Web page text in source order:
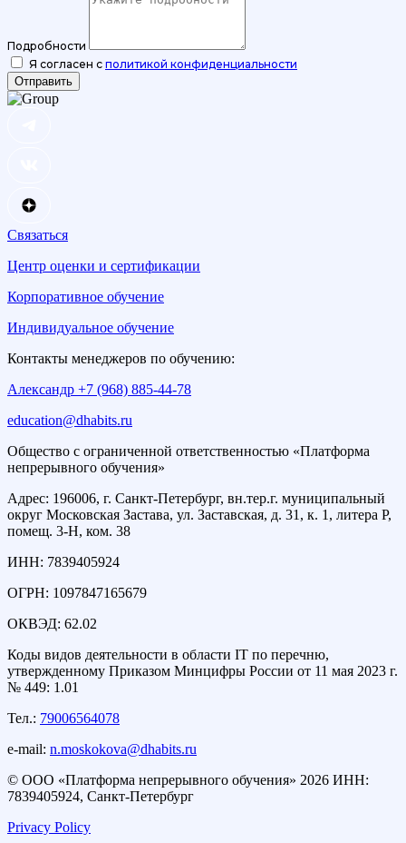
Подробности
Я согласен с политикой конфиденциальности
Отправить
Связаться
Центр оценки и сертификации
Корпоративное обучение
Индивидуальное обучение
Контакты менеджеров по обучению:
Александр +7 (968) 885-44-78
education@dhabits.ru
Общество с ограниченной ответственностью «Платформа
непрерывного обучения»
Адрес: 196006, г. Санкт-Петербург, вн.тер.г. муниципальный
округ Московская Застава, ул. Заставская, д. 31, к. 1, литера Р,
помещ. 3-Н, ком. 38
ИНН: 7839405924
ОГРН: 1097847165679
ОКВЭД: 62.02
Коды видов деятельности в области IT по перечню,
утвержденному Приказом Минцифры России от 11 мая 2023 г.
№ 449: 1.01
Тел.: 79006564078
e-mail: n.moskokova@dhabits.ru
© OOО «Платформа непрерывного обучения» 2026 ИНН:
7839405924, Санкт-Петербург
Privacy Policy